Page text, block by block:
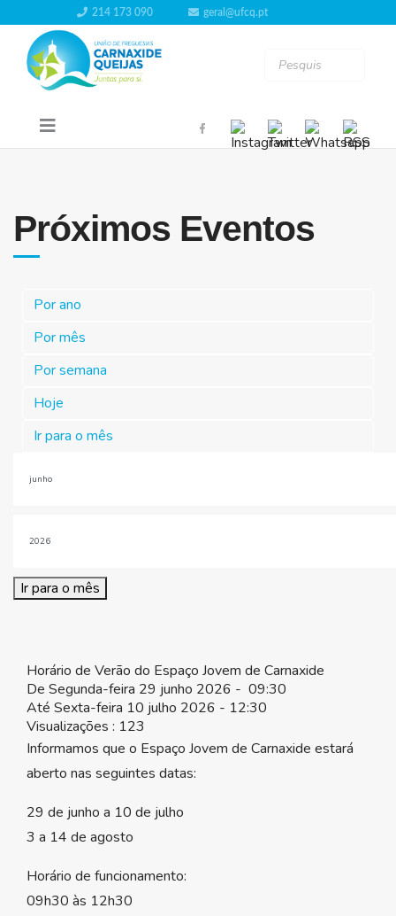
214 173 090 geral@ufcq.pt
Próximos Eventos
Por ano
Por mês
Por semana
Hoje
Ir para o mês
Ir para o mês
Horário de Verão do Espaço Jovem de Carnaxide
De Segunda-feira 29 junho 2026 - 09:30
Até Sexta-feira 10 julho 2026 - 12:30
Visualizações : 123
Informamos que o Espaço Jovem de Carnaxide estará
aberto nas seguintes datas:
29 de junho a 10 de julho
3 a 14 de agosto
Horário de funcionamento:
09h30 às 12h30